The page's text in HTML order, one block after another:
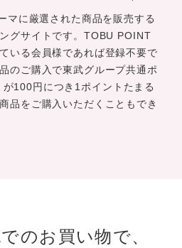
マに厳選された商品を販売する
グサイトです。TOBU POINT
いる会員様であれば登録不要で
のご購入で東武グループ共通ポ
100円につき1ポイントたまる
品をご購入いただくこともでき
のお買い物で、